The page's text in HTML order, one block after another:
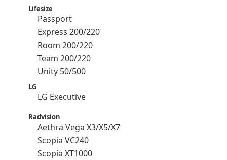
Lifesize
Passport
Express 200/220
Room 200/220
Team 200/220
Unity 50/500
LG
LG Executive
Radvision
Aethra Vega X3/X5/X7
Scopia VC240
Scopia XT1000